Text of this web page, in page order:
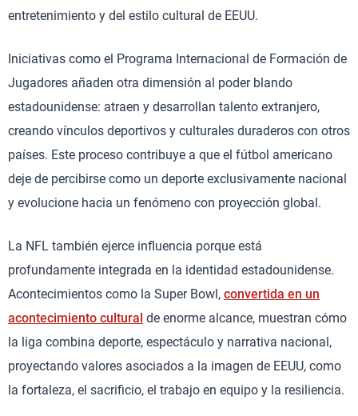
entretenimiento y del estilo cultural de EEUU.
Iniciativas como el Programa Internacional de Formación de
Jugadores añaden otra dimensión al poder blando
estadounidense: atraen y desarrollan talento extranjero,
creando vínculos deportivos y culturales duraderos con otros
países. Este proceso contribuye a que el fútbol americano
deje de percibirse como un deporte exclusivamente nacional
y evolucione hacia un fenómeno con proyección global.
La NFL también ejerce influencia porque está
profundamente integrada en la identidad estadounidense.
Acontecimientos como la Super Bowl, convertida en un
acontecimiento cultural de enorme alcance, muestran cómo
la liga combina deporte, espectáculo y narrativa nacional,
proyectando valores asociados a la imagen de EEUU, como
la fortaleza, el sacrificio, el trabajo en equipo y la resiliencia.